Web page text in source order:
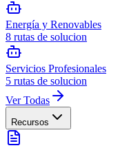
Energía y Renovables
8 rutas de solucion
Servicios Profesionales
5 rutas de solucion
Ver Todas
Recursos